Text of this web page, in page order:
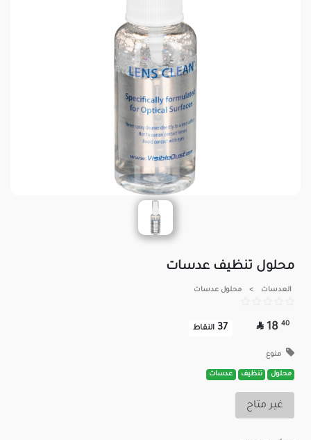
محلول تنظيف عدسات
العدسات > محلول عدسات
40
18

37 النقاط
منوع
محلول تنظيف عدسات
غير متاح